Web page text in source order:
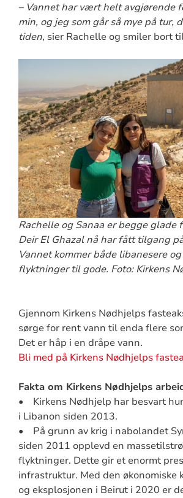
– Vannet har vært helt avgjørende
min, og jeg som går så mye på tur,
tiden, sier Rachelle og smiler bort
Rachelle og Sanaa er begge glade
Deir El Ghazal nå har fått tilgang
Vannet kommer både libanesere
flyktninger til gode. Foto: Kirkens
Gjennom Kirkens Nødhjelps
sørge for rent vann til enda flere
Det er håp i en dråpe vann.
Bli med på Kirkens Nødhjelps
Fakta om Kirkens Nødhjelps
• Kirkens Nødhjelp har besvart
i Libanon siden 2013.
• På grunn av krig i nabolandet
siden 2011 opplevd en
flyktninger. Dette gir et enormt
infrastruktur. Med den økonomiske
og eksplosjonen i Beirut i 2020 er